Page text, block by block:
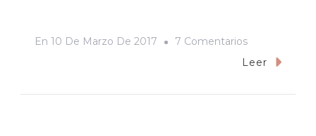
En 10 De Marzo De 2017 7 ComentariosEn
Parece
Leer